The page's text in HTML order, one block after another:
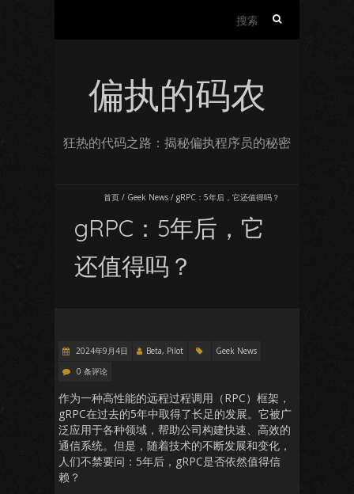
偏执的码农
狂热的代码之路：揭秘偏执程序员的秘密
首页 / Geek News / gRPC：5年后，它还值得吗？
gRPC：5年后，它
还值得吗？
2024年9月4日 Beta, Pilot
Geek News
0 条评论
作为一种高性能的远程过程调用（RPC）框架，
gRPC在过去的5年中取得了长足的发展。它被广
泛应用于各种领域，帮助公司构建快速、高效的
通信系统。但是，随着技术的不断发展和变化，
人们不禁要问：5年后，gRPC是否依然值得信
赖？